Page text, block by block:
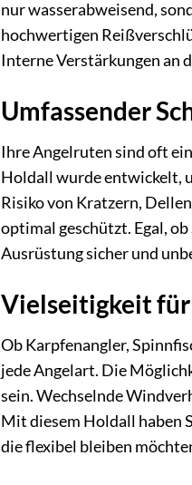
nur wasserabweisend,
hochwertigen
Interne Verstärkungen an
Umfassender
Ihre Angelruten sind oft
Holdall wurde entwickelt,
Risiko von Kratzern,
optimal geschützt. Egal,
Ausrüstung sicher und
Vielseitigkeit
Ob Karpfenangler,
jede Angelart. Die
sein. Wechselnde
Mit diesem Holdall haben
die flexibel bleiben